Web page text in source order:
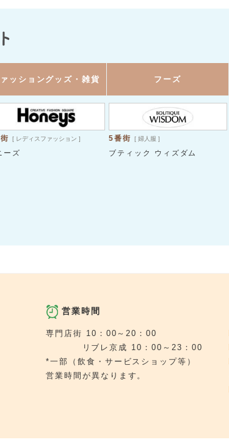
ッショングッズ・雑貨 フーズ
[ レディスファッション ]
ーズ
5番街 [ 婦人服 ]
ブティック ウィズダム
営業時間
専門店街 10：00～20：00
リブレ京成 10：00～23：00
*一部（飲食・サービスショップ等）
営業時間が異なります。